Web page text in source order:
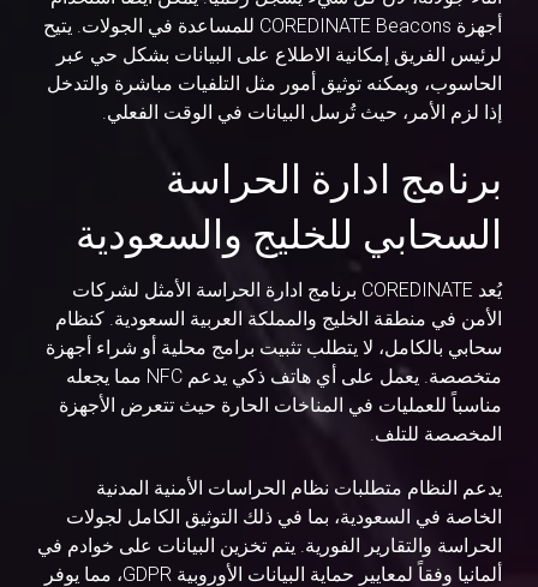
أجهزة COREDINATE Beacons للمساعدة في الجولات. يتيح
لرئيس الفريق إمكانية الاطلاع على البيانات بشكل حي عبر
الحاسوب، ويمكنه توثيق أمور مثل التلفيات مباشرة والتدخل
إذا لزم الأمر، حيث تُرسل البيانات في الوقت الفعلي.
برنامج ادارة الحراسة
السحابي للخليج والسعودية
يُعد COREDINATE برنامج ادارة الحراسة الأمثل لشركات
الأمن في منطقة الخليج والمملكة العربية السعودية. كنظام
سحابي بالكامل، لا يتطلب تثبيت برامج محلية أو شراء أجهزة
متخصصة. يعمل على أي هاتف ذكي يدعم NFC مما يجعله
مناسباً للعمليات في المناخات الحارة حيث تتعرض الأجهزة
المخصصة للتلف.
يدعم النظام متطلبات نظام الحراسات الأمنية المدنية
الخاصة في السعودية، بما في ذلك التوثيق الكامل لجولات
الحراسة والتقارير الفورية. يتم تخزين البيانات على خوادم في
ألمانيا وفقاً لمعايير حماية البيانات الأوروبية GDPR، مما يوفر